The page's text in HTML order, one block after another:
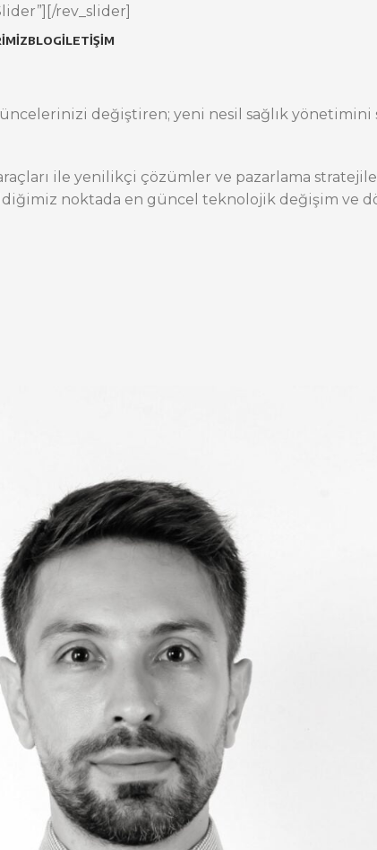
BLOGİLETIŞIM
rev_slider]
değiştiren; yeni nesil sağlık
ile yenilikçi çözümler ve pazarlama
noktada en güncel teknolojik değişim ve